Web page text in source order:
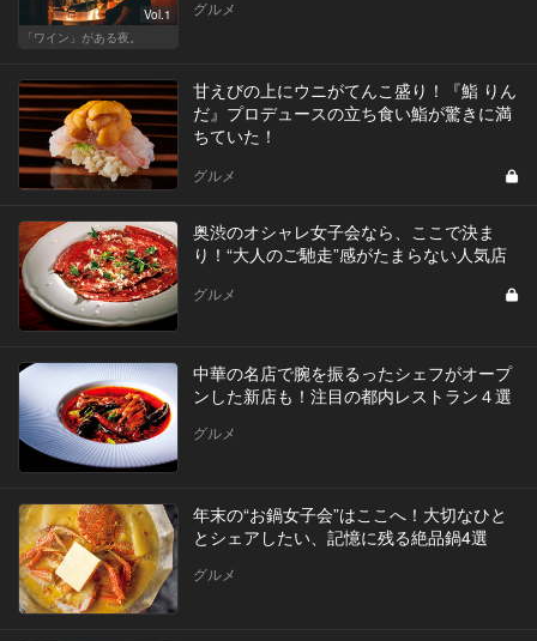
Vol.1
「ワイン」がある夜。
グルメ
甘えびの上にウニがてんこ盛り！『鮨 りん
だ』プロデュースの立ち食い鮨が驚きに満
ちていた！
グルメ
奥渋のオシャレ女子会なら、ここで決ま
り！“大人のご馳走”感がたまらない人気店
グルメ
中華の名店で腕を振るったシェフがオープ
ンした新店も！注目の都内レストラン４選
グルメ
年末の“お鍋女子会”はここへ！大切なひと
とシェアしたい、記憶に残る絶品鍋4選
グルメ